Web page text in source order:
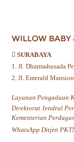
WILLOW BABY
SURABAYA
1. Jl. Dharmahusada
2. Jl. Emerald
Layanan Pengaduan
Direktorat Jendral
Kementerian
WhatsApp Ditjen